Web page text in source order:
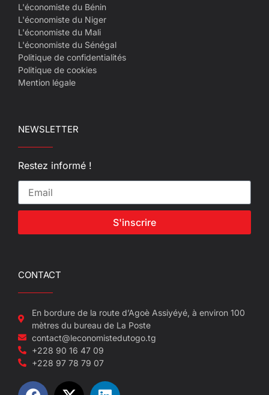
L'économiste du Bénin
L'économiste du Niger
L'économiste du Mali
L'économiste du Sénégal
Politique de confidentialités
Politique de cookies
Mention légale
NEWSLETTER
Restez informé !
S'inscrire
CONTACT
En bordure de la route d’Agoè Assiyéyé, à environ 100
mètres du bureau de La Poste
contact@leconomistedutogo.tg
+228 90 16 47 09
+228 97 78 79 07